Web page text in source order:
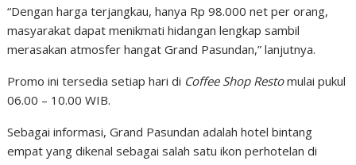
“Dengan harga terjangkau, hanya Rp 98.000 net per orang,
masyarakat dapat menikmati hidangan lengkap sambil
merasakan atmosfer hangat Grand Pasundan,” lanjutnya.
Promo ini tersedia setiap hari di Coffee Shop Restomulai pukul
06.00 – 10.00 WIB.
Sebagai informasi, Grand Pasundan adalah hotel bintang
empat yang dikenal sebagai salah satu ikon perhotelan di